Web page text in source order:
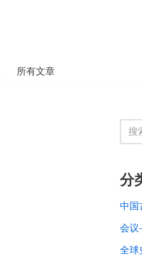
所有文章
分
中国
会议
全球